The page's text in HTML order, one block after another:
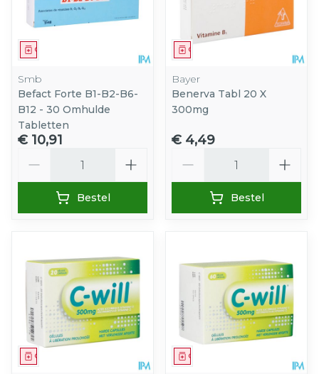
Geneesmiddel
Smb
Befact Forte B1-B2-B6-
B12 - 30 Omhulde
Tabletten
€ 10,91
Bestel
Geneesmiddel
Bayer
Benerva Tabl 20 X
300mg
€ 4,49
Bestel
Geneesmiddel Geneesmiddel